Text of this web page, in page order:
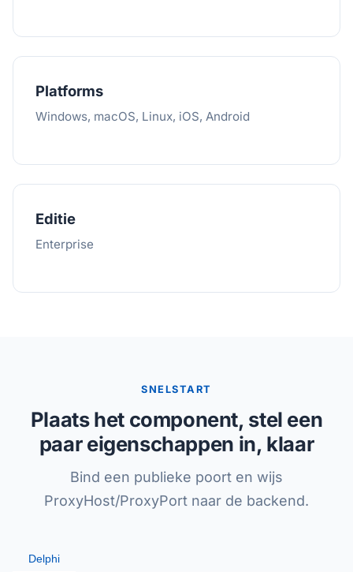
Platforms
Windows, macOS, Linux, iOS, Android
Editie
Enterprise
SNELSTART
Plaats het component, stel een
paar eigenschappen in, klaar
Bind een publieke poort en wijs
ProxyHost/ProxyPort naar de backend.
Delphi